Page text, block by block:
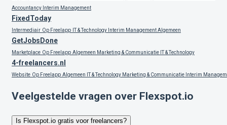
Accountancy Interim Management
FixedToday
Intermediair Op Freelapp IT & Technology Interim ManagementAlgemeen
GetJobsDone
Marketplace Op Freelapp Algemeen Marketing & Communicatie IT & Technology
4-freelancers.nl
Website Op Freelapp Algemeen IT & Technology Marketing & Communicatie Interim
Veelgestelde vragen over Flexspot.io
Is Flexspot.io gratis voor freelancers?